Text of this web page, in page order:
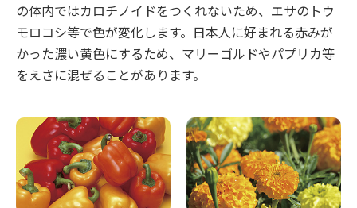
の体内ではカロチノイドをつくれないため、エサのトウ
モロコシ等で色が変化します。日本人に好まれる赤みが
かった濃い黄色にするため、マリーゴルドやパプリカ等
をえさに混ぜることがあります。